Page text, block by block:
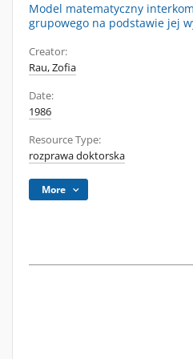
Model matematyczny
grupowego na podstawie jej
Creator:
Rau, Zofia
Date:
1986
Resource Type:
rozprawa doktorska
More